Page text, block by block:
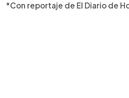
*Con reportaje de El Diario de